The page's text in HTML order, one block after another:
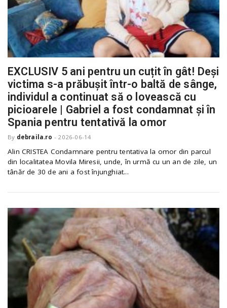
EXCLUSIV 5 ani pentru un cuțit în gât! Deși
victima s-a prăbușit într-o baltă de sânge,
individul a continuat să o lovească cu
picioarele | Gabriel a fost condamnat și în
Spania pentru tentativă la omor
By debraila.ro - 2026-06-14
Alin CRISTEA Condamnare pentru tentativa la omor din parcul
din localitatea Movila Miresii, unde, în urmă cu un an de zile, un
tânăr de 30 de ani a fost înjunghiat...